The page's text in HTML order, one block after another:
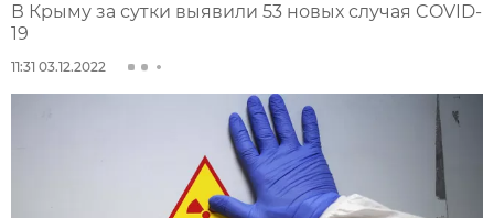
В Крыму за сутки выявили 53 новых случая COVID-
19
11:31 03.12.2022